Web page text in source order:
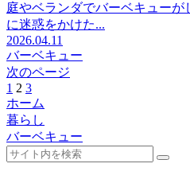
庭やベランダでバーベキュー
に迷惑をかけた...
2026.04.11
バーベキュー
次のページ
前
へ
1 2 3次
へ
ホーム
暮らし
バーベキュー